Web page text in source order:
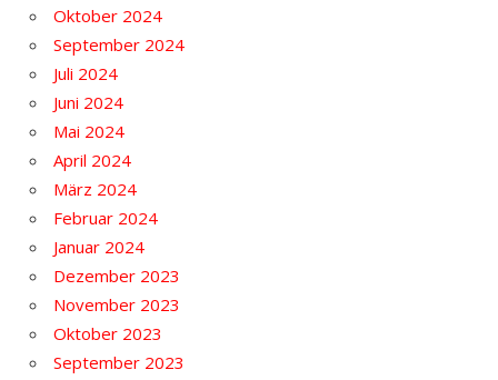
Oktober 2024
September 2024
Juli 2024
Juni 2024
Mai 2024
April 2024
März 2024
Februar 2024
Januar 2024
Dezember 2023
November 2023
Oktober 2023
September 2023